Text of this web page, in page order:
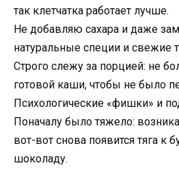
так клетчатка работает лучше.
Не добавляю сахара и даже
натуральные специи и свежие
Строго слежу за порцией: не
готовой каши, чтобы не было
Психологические «фишки» и
Поначалу было тяжело:
вот-вот снова появится тяга к
шоколаду.